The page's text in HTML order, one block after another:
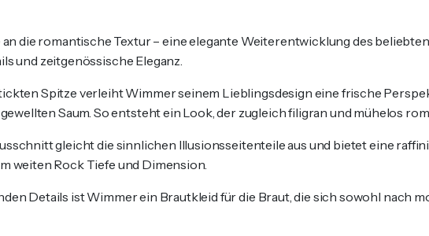
die romantische Textur – eine elegante Weiterentwicklung des
und zeitgenössische Eleganz.
Spitze verleiht Wimmer seinem Lieblingsdesign eine frische
Saum. So entsteht ein Look, der zugleich filigran und mühelos
gleicht die sinnlichen Illusionsseitenteile aus und bietet eine
weiten Rock Tiefe und Dimension.
Details ist Wimmer ein Brautkleid für die Braut, die sich sowohl nach